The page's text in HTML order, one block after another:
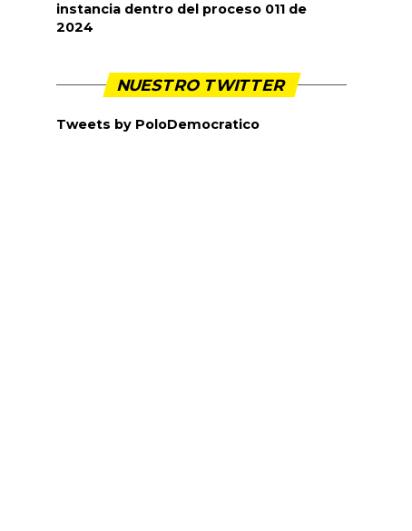
instancia dentro del proceso 011 de
2024
NUESTRO TWITTER
Tweets by PoloDemocratico